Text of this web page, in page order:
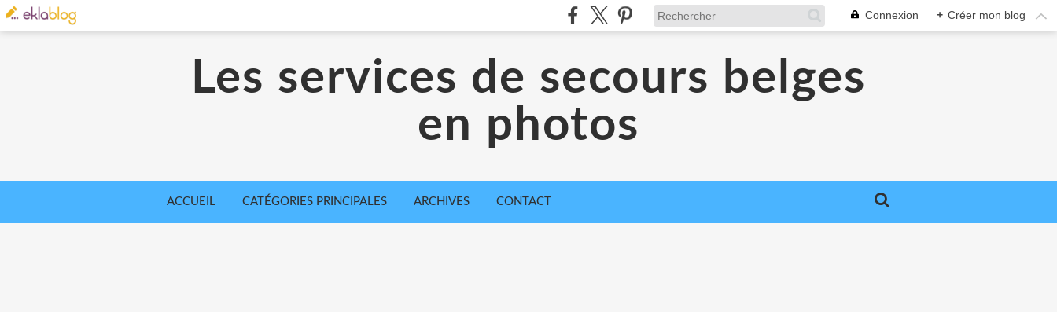
Connexion + Créer mon blog
Les services de secours belges
en photos
ACCUEIL CATÉGORIES PRINCIPALES ARCHIVES CONTACT